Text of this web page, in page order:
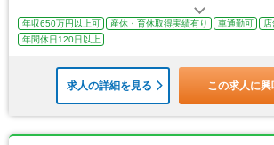
年収650万円以上可 産休・育休取得実績有り 車通勤可
年間休日120日以上
求人の詳細を見る この求人に興